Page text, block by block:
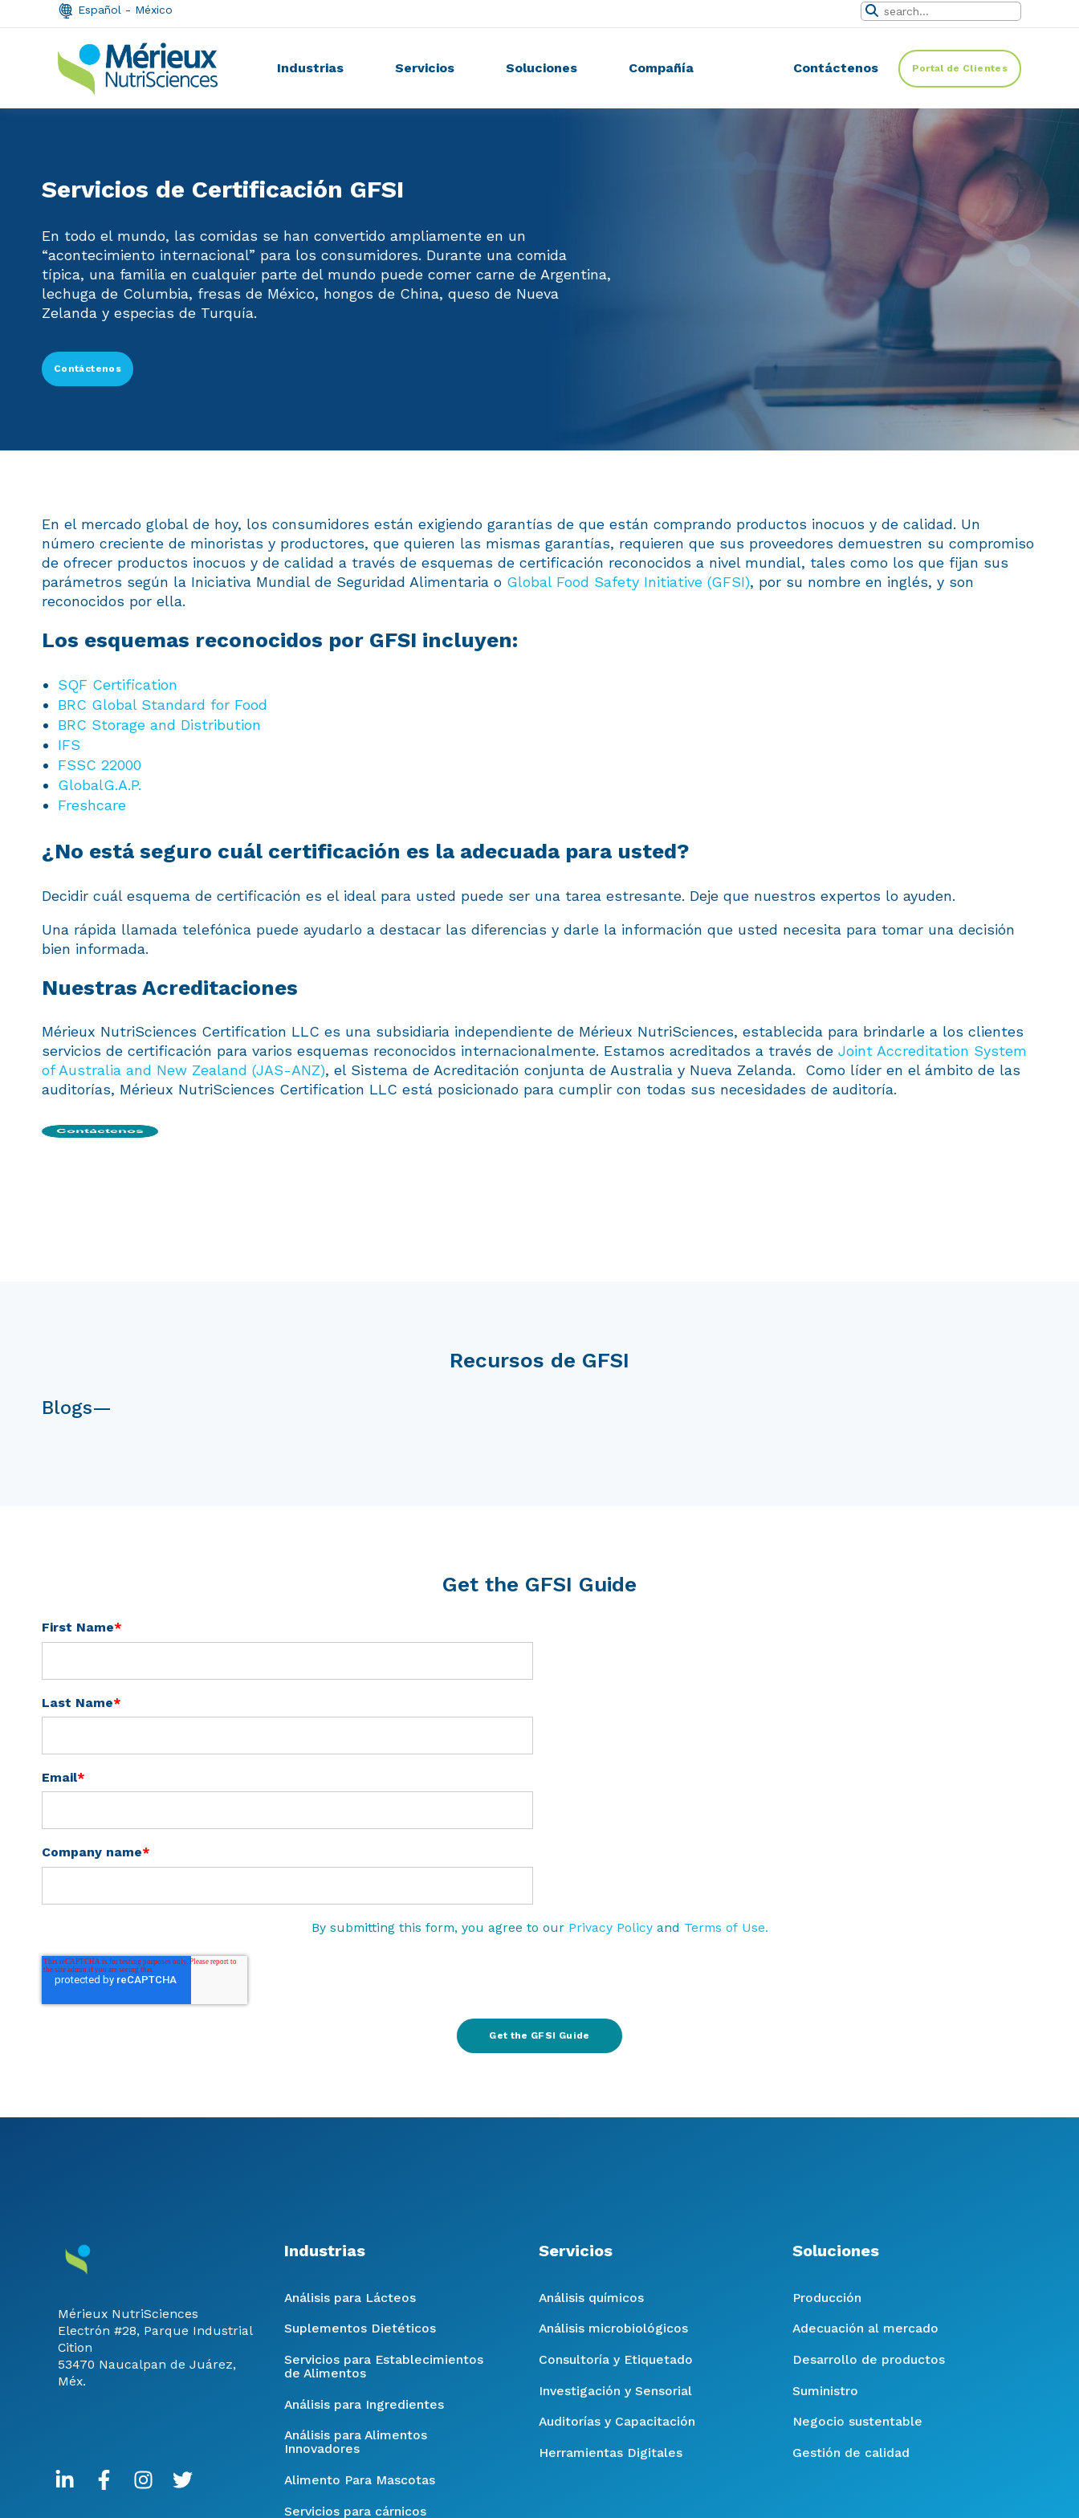
Español - México
Industrias Servicios Soluciones Compañía Contáctenos Portal de Clientes
Servicios de Certificación GFSI
En todo el mundo, las comidas se han convertido ampliamente en un
“acontecimiento internacional” para los consumidores. Durante una comida
típica, una familia en cualquier parte del mundo puede comer carne de Argentina,
lechuga de Columbia, fresas de México, hongos de China, queso de Nueva
Zelanda y especias de Turquía.
Contáctenos
En el mercado global de hoy, los consumidores están exigiendo garantías de que están comprando productos inocuos y de calidad. Un
número creciente de minoristas y productores, que quieren las mismas garantías, requieren que sus proveedores demuestren su compromiso
de ofrecer productos inocuos y de calidad a través de esquemas de certificación reconocidos a nivel mundial, tales como los que fijan sus
parámetros según la Iniciativa Mundial de Seguridad Alimentaria o Global Food Safety Initiative (GFSI), por su nombre en inglés, y son
reconocidos por ella.
Los esquemas reconocidos por GFSI incluyen:
SQF Certification
BRC Global Standard for Food
BRC Storage and Distribution
IFS
FSSC 22000
GlobalG.A.P.
Freshcare
¿No está seguro cuál certificación es la adecuada para usted?
Decidir cuál esquema de certificación es el ideal para usted puede ser una tarea estresante. Deje que nuestros expertos lo ayuden.
Una rápida llamada telefónica puede ayudarlo a destacar las diferencias y darle la información que usted necesita para tomar una decisión
bien informada.
Nuestras Acreditaciones
Mérieux NutriSciences Certification LLC es una subsidiaria independiente de Mérieux NutriSciences, establecida para brindarle a los clientes
servicios de certificación para varios esquemas reconocidos internacionalmente. Estamos acreditados a través de Joint Accreditation System
of Australia and New Zealand (JAS-ANZ), el Sistema de Acreditación conjunta de Australia y Nueva Zelanda. Como líder en el ámbito de las
auditorías, Mérieux NutriSciences Certification LLC está posicionado para cumplir con todas sus necesidades de auditoría.
Recursos de GFSI
Blogs—
Get the GFSI Guide
First Name*
Last Name*
Email*
Company name*
By submitting this form, you agree to our Privacy Policyand Terms of Use.
Mérieux NutriSciences
Electrón #28, Parque Industrial
Cition
53470 Naucalpan de Juárez,
Méx.
Industrias
Análisis para Lácteos
Suplementos Dietéticos
Servicios para Establecimientos
de Alimentos
Análisis para Ingredientes
Análisis para Alimentos
Innovadores
Alimento Para Mascotas
Servicios para cárnicos
Servicios
Análisis químicos
Análisis microbiológicos
Consultoría y Etiquetado
Investigación y Sensorial
Auditorías y Capacitación
Herramientas Digitales
Soluciones
Producción
Adecuación al mercado
Desarrollo de productos
Suministro
Negocio sustentable
Gestión de calidad